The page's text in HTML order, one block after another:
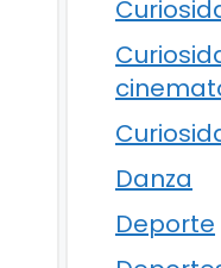
Danza
Deporte